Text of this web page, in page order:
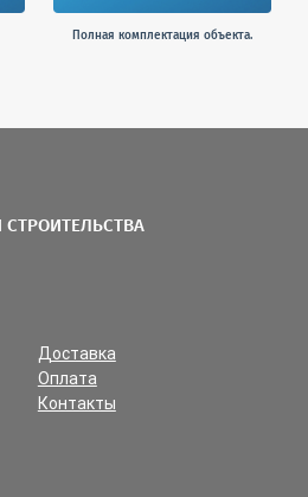
Полная комплектация объекта.
Доставка
Оплата
Контакты